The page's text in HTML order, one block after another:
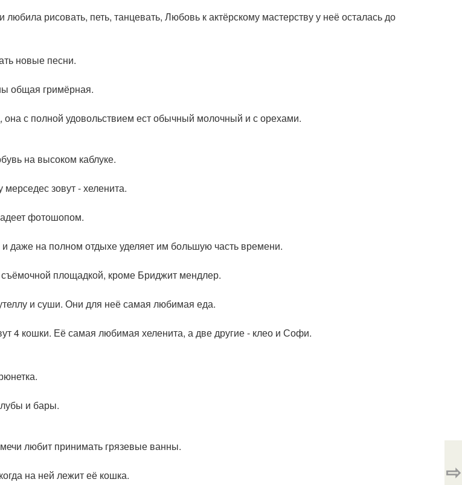
любила рисовать, петь, танцевать, Любовь к актёрскому мастерству у неё осталась до
новые песни.
общая гримёрная.
с полной удовольствием ест обычный молочный и с орехами.
на высоком каблуке.
зовут - хеленита.
фотошопом.
даже на полном отдыхе уделяет им большую часть времени.
площадкой, кроме Бриджит мендлер.
и суши. Они для неё самая любимая еда.
4 кошки. Её самая любимая хеленита, а две другие - клео и Софи.
и бары.
любит принимать грязевые ванны.
на ней лежит её кошка. ⇨